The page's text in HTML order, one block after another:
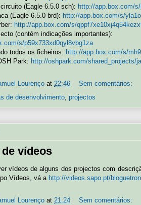
(Eagle 6.5.0 sch): http://app.box.com/
(Eagle 6.5.0 brd): http://app.box.com/s/
http://app.box.com/s/
(contém indicações importantes):
s/p59x733xd0qyl8vbg1za
todos os ficheiros: http://app.box.com/s/
Park: http://oshpark.com/shared_projects/
Lourenço at 22:46
Sem comentários:
de desenvolvimento, projectos
vídeos
vídeos de alguns dos projectos com
Vídeos, vá a http://videos.sapo.pt/
Lourenço at 21:24
Sem comentários: